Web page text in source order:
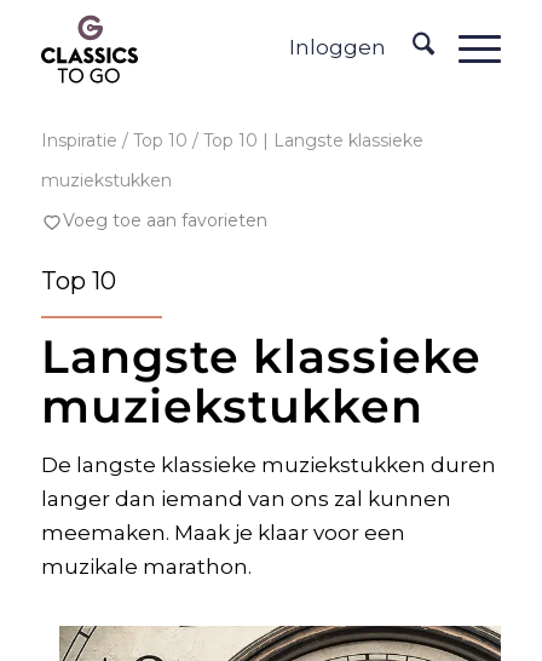
Inloggen
Inspiratie / Top 10 / Top 10 | Langste klassieke
muziekstukken
Voeg toe aan favorieten
Top 10
Langste klassieke
muziekstukken
De langste klassieke muziekstukken duren
langer dan iemand van ons zal kunnen
meemaken. Maak je klaar voor een
muzikale marathon.